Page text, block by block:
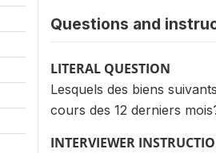
Questions and
LITERAL QUESTION
Lesquels des biens
cours des 12 derniers
INTERVIEWER